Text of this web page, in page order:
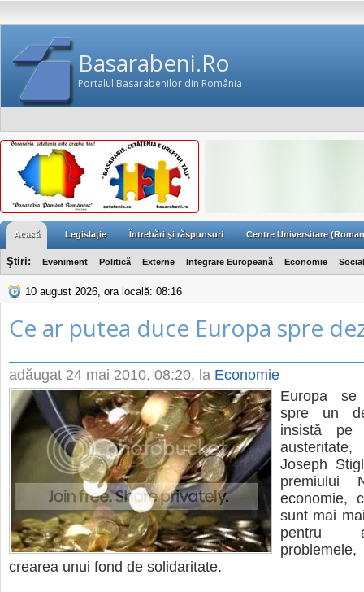
Basarabeni.Ro
Portalul Basarabenilor din România
Acasă Legislaţie Întrebări şi răspunsuri Centre Universitare
Ştiri: Eveniment Politică Externe Integrare Europeană Economie Social
10 august 2026, ora locală: 08:16
Ce ar putea duce Europa spre
adăugat 24 mai 2010, 08:20, la Economie
Europa
spre un
insistă pe
Joseph
premiului
economie,
sunt mai
pentru
crearea unui fond de solidaritate.